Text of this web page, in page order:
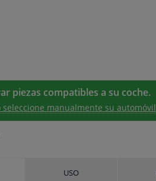
piezas compatibles a su coche.
seleccione manualmente su automóvil
USO